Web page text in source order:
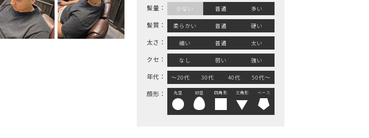
髪量： 少ない 普通 多い
髪質： 柔らかい 普通 硬い
太さ： 細い 普通 太い
クセ： なし 弱い 強い
年代： ～20代 30代 40代 50代～
顔形： 丸型 卵型 四角形 三角形 ベース